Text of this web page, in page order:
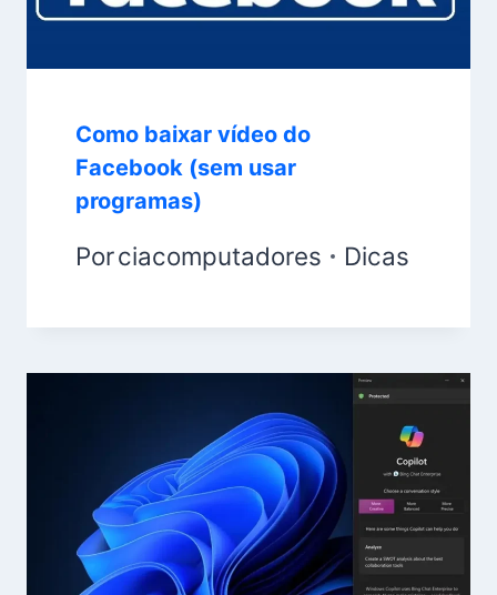
Como baixar vídeo do
Facebook (sem usar
programas)
Porciacomputadores Dicas